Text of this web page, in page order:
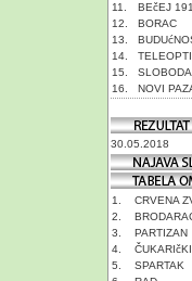
11.
BEčEJ
12.
BORAC
13.
14.
15.
SLOBODA
16.
NOVI
30.05.2018
1. CRVENA
2.
3.
PARTIZAN
4.
ČUKARIčKI
5.
SPARTAK